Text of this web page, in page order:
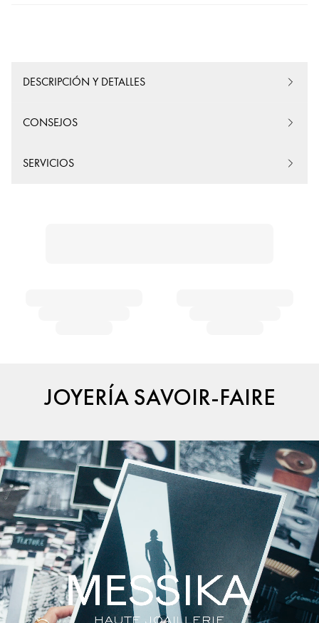
DESCRIPCIÓN Y DETALLES
CONSEJOS
SERVICIOS
JOYERÍA SAVOIR-FAIRE